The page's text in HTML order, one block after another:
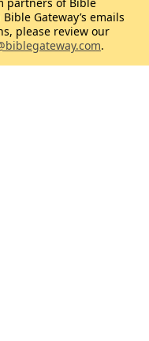
Gateway’s emails
please review our
.